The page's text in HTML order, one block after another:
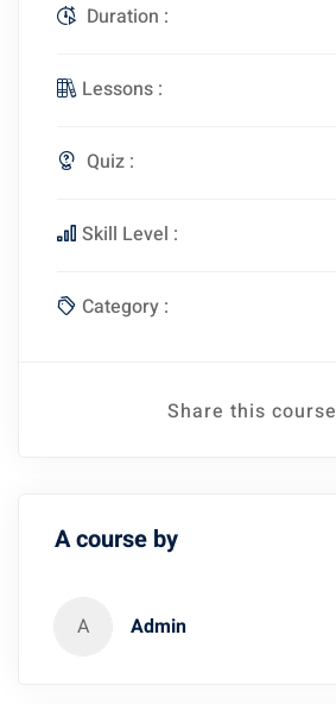
Duration :
Lessons :
Quiz :
Skill Level :
Category :
Share this course
A course by
A Admin